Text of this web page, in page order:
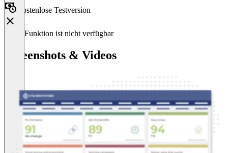
Kostenlose Testversion
Diese Funktion ist nicht verfügbar
Screenshots & Videos